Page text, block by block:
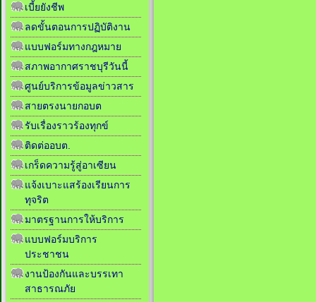
เบี้ยยังชีพ
ลดขั้นตอนการปฏิบัติงาน
แบบฟอร์มทางกฎหมาย
สภาพอากาศราชบุรีวันนี้
ศูนย์บริการข้อมูลข่าวสาร
สายตรงนายกอบต
รับเรื่องราวร้องทุกข์
ติดต่ออบต.
เกร็ดความรู้สู่อาเซียน
แจ้งเบาะแสร้องเรียนการ
ทุจริต
มาตรฐานการให้บริการ
แบบฟอร์มบริการ
ประชาชน
งานป้องกันและบรรเทา
สาธารณภัย